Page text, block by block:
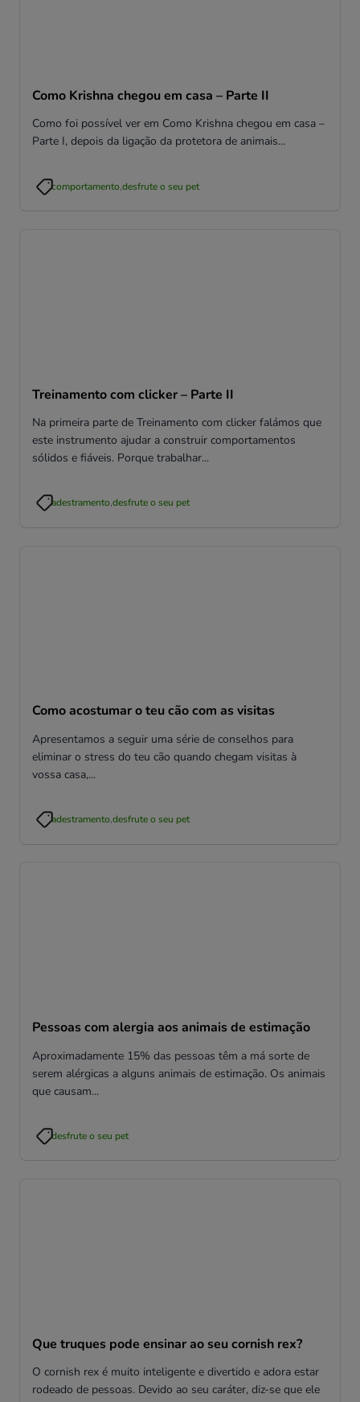
Como Krishna chegou em casa – Parte II
Como foi possível ver em Como Krishna chegou em casa –
Parte I, depois da ligação da protetora de animais...
comportamento,desfrute o seu pet
Treinamento com clicker – Parte II
Na primeira parte de Treinamento com clicker falámos que
este instrumento ajudar a construir comportamentos
sólidos e fiáveis. Porque trabalhar...
adestramento,desfrute o seu pet
Como acostumar o teu cão com as visitas
Apresentamos a seguir uma série de conselhos para
eliminar o stress do teu cão quando chegam visitas à
vossa casa,...
adestramento,desfrute o seu pet
Pessoas com alergia aos animais de estimação
Aproximadamente 15% das pessoas têm a má sorte de
serem alérgicas a alguns animais de estimação. Os animais
que causam...
desfrute o seu pet
Que truques pode ensinar ao seu cornish rex?
O cornish rex é muito inteligente e divertido e adora estar
rodeado de pessoas. Devido ao seu caráter, diz-se que ele